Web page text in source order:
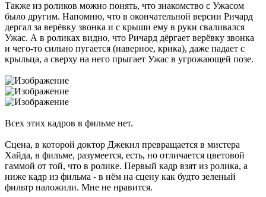
Также из роликов можно понять, что знакомство с Ужасом
было другим. Напомню, что в окончательной версии Ричард
дергал за верёвку звонка и с крыши ему в руки сваливался
Ужас. А в роликах видно, что Ричард дёргает верёвку звонка
и чего-то сильно пугается (наверное, крика), даже падает с
крыльца, а сверху на него прыгает Ужас в угрожающей позе.
Всех этих кадров в фильме нет.
Сцена, в которой доктор Джекил превращается в мистера
Хайда, в фильме, разумеется, есть, но отличается цветовой
гаммой от той, что в ролике. Первый кадр взят из ролика, а
ниже кадр из фильма - в нём на сцену как будто зеленый
фильтр наложили. Мне не нравится.